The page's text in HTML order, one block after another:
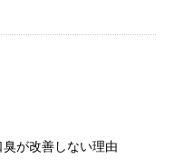
が改善しない理由